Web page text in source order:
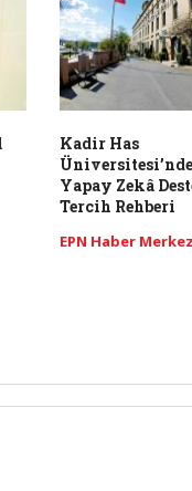
Kadir Has
Yapay Zekâ
Tercih Rehberi
EPN Haber